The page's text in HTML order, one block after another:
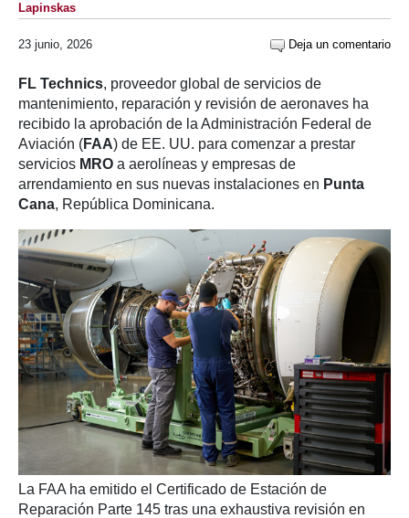
Lapinskas
23 junio, 2026 Deja un comentario
FL Technics, proveedor global de servicios de
mantenimiento, reparación y revisión de aeronaves ha
recibido la aprobación de la Administración Federal de
Aviación (FAA) de EE. UU. para comenzar a prestar
servicios MRO a aerolíneas y empresas de
arrendamiento en sus nuevas instalaciones en Punta
Cana, República Dominicana.
La FAA ha emitido el Certificado de Estación de
Reparación Parte 145 tras una exhaustiva revisión en